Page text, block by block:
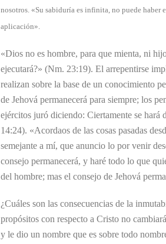
nosotros. «Su sabiduría es infinita, no puede haber
aplicación».
«Dios no es hombre, para que mienta, ni
ejecutará?» (Nm. 23:19). El arrepentirse
realizan sobre la base de un conocimiento
de Jehová permanecerá para siempre; los
ejércitos juró diciendo: Ciertamente se hará
14:24). «Acordaos de las cosas pasadas
semejante a mí, que anuncio lo por venir
consejo permanecerá, y haré todo lo que
del hombre; mas el consejo de Jehová
¿Cuáles son las consecuencias de la
propósitos con respecto a Cristo no
y le dio un nombre que es sobre todo